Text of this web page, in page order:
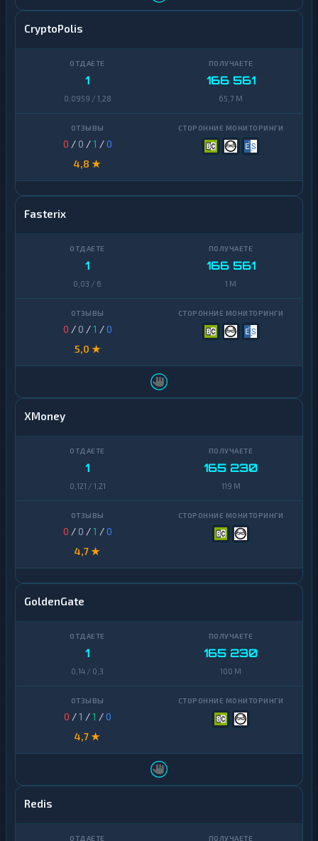
CryptoPolis
1
0,0959 / 1,28
166 561
65,7 M
0 / 0 /1 /0
4,8 ★
Fasterix
1
0,03 / 6
166 561
1 M
0 / 0 /1 /0
5,0 ★
XMoney
1
0,121 / 1,21
165 230
119 M
0 / 0 /1 /0
4,7 ★
GoldenGate
1
0,14 / 0,3
165 230
100 M
0 /1 /1 /0
4,7 ★
Redis